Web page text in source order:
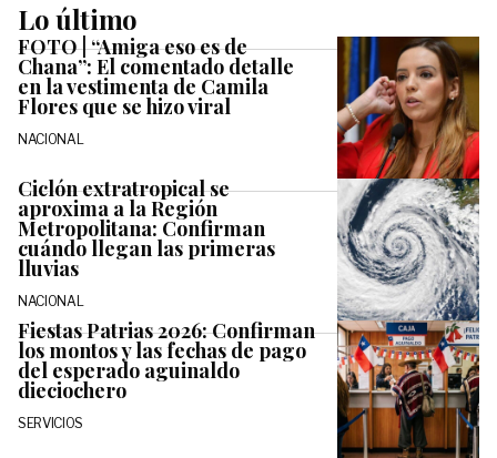
Lo último
FOTO | “Amiga eso es de
Chana”: El comentado detalle
en la vestimenta de Camila
Flores que se hizo viral
NACIONAL
Ciclón extratropical se
aproxima a la Región
Metropolitana: Confirman
cuándo llegan las primeras
lluvias
NACIONAL
Fiestas Patrias 2026: Confirman
los montos y las fechas de pago
del esperado aguinaldo
dieciochero
SERVICIOS